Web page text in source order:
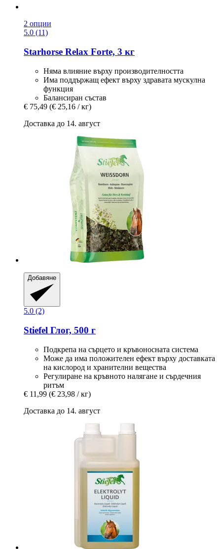
2 опции
5.0 (11)
Starhorse Relax Forte, 3 кг
Няма влияние върху производителността
Има поддържащ ефект върху здравата мускулна
функция
Балансиран състав
€ 75,49 (€ 25,16 / кг)
Доставка до 14. август
Добавяне
5.0 (2)
Stiefel Глог, 500 г
Подкрепа на сърцето и кръвоносната система
Може да има положителен ефект върху доставката
на кислород и хранителни вещества
Регулиране на кръвното налягане и сърдечния
ритъм
€ 11,99 (€ 23,98 / кг)
Доставка до 14. август